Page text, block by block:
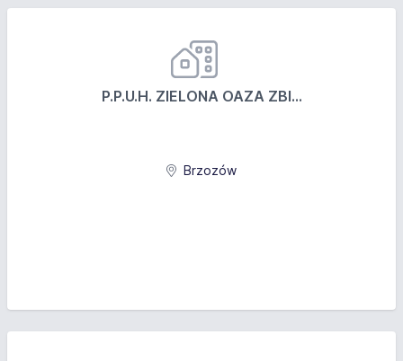
P.P.U.H. ZIELONA OAZA ZBI...
Brzozów